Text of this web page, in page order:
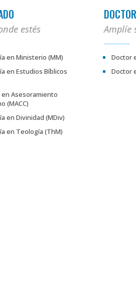
estés
en Ministerio (MM)
en Estudios Bíblicos
Asesoramiento
(MACC)
en Divinidad (MDiv)
en Teología (ThM)
Amplíe
Doctor
Doctor